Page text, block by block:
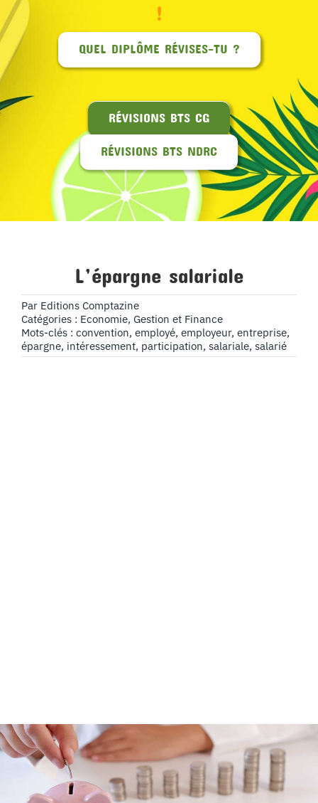
!
QUEL DIPLÔME RÉVISES-TU ?
RÉVISIONS BTS CG
RÉVISIONS BTS NDRC
L’épargne salariale
Par Editions Comptazine
Catégories : Economie, Gestion et Finance
Mots-clés : convention, employé, employeur, entreprise,
épargne, intéressement, participation, salariale, salarié